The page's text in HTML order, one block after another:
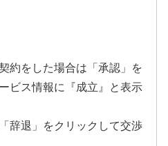
約をした場合は「承認」を
ビス情報に『成立』と表示
辞退」をクリックして交渉